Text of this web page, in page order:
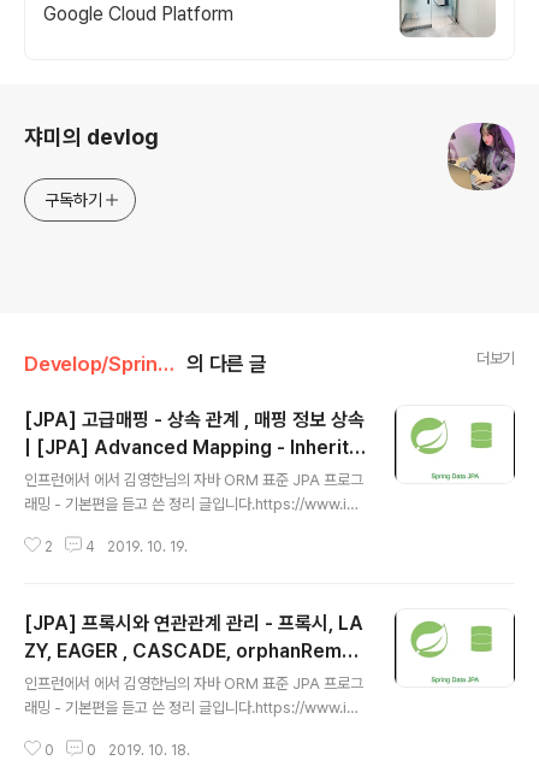
Google Cloud Platform
쟈미의 devlog
구독하기
Develop/Springboot 의 다른 글 더보기
[JPA] 고급매핑 - 상속 관계 , 매핑 정보 상속
| [JPA] Advanced Mapping - Inherita
nce Relationships, Mapped Supercla
ss
인프런에서 에서 김영한님의 자바 ORM 표준 JPA 프로그
래밍 - 기본편을 듣고 쓴 정리 글입니다.https://www.infl
JPA 프로그래밍 - 기본편 - 인프런JPA를 처음 접하거나,
자신있게 JPA를 사용할 수 있습니다. 초급 웹 개발 서버 데
이터베이스 프레임워크 및 라이브러리 프로그래밍 언어 서
비스 개발 Java JPA 스프링 데이터 JPA 온라인 강의ww
w.inflearn.com평소에 Spring Data JPA 를 썼는데, 김
영한님은 JPA 자체를 강의하시더라구요.김영한님 강의 바
탕으로 Spring Data ..
2 4 2019. 10. 19.
[JPA] 프록시와 연관관계 관리 - 프록시, LA
ZY, EAGER , CASCADE, orphanRemov
al | [JPA] Proxy and Association Man
agement - Proxy, LAZY, EAGER, CAS
CADE, orphanRemoval
인프런에서 에서 김영한님의 자바 ORM 표준 JPA 프로그
래밍 - 기본편을 듣고 쓴 정리 글입니다.https://www.infl
JPA 프로그래밍 - 기본편 - 인프런JPA를 처음 접하거나,
0 0 2019. 10. 18.